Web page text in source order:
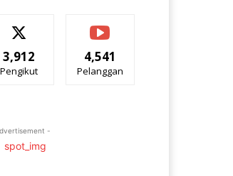
3,912
Pengikut
4,541
Pelanggan
-